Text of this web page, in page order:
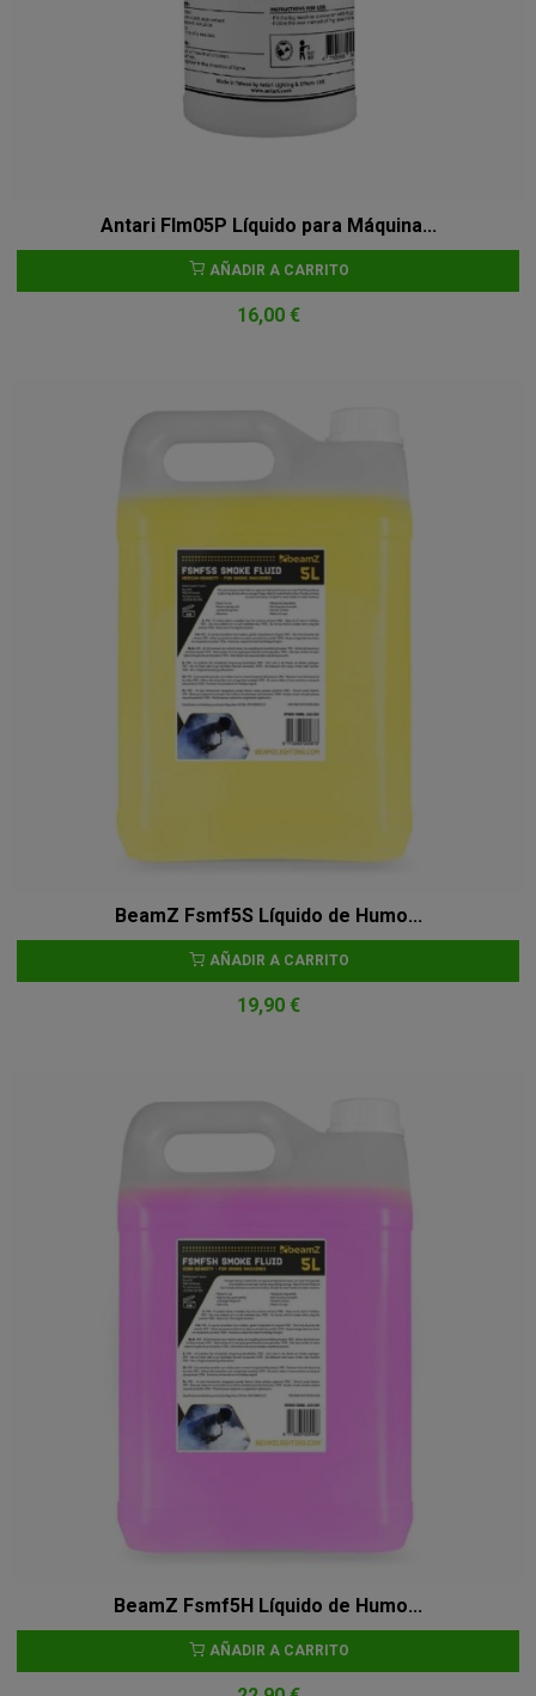
Antari Flm05P Líquido para Máquina...
AÑADIR A CARRITO
16,00 €
BeamZ Fsmf5S Líquido de Humo...
AÑADIR A CARRITO
19,90 €
BeamZ Fsmf5H Líquido de Humo...
AÑADIR A CARRITO